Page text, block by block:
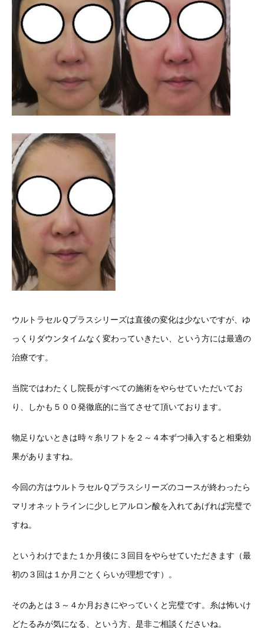
ウルトラセルＱプラスシリーズは直後の変化は少ないですが、ゆ
っくりダウンタイムなく変わっていきたい、という方には最適の
治療です。
当院ではわたくし院長がすべての施術をやらせていただいてお
り、しかも５００発徹底的に当てさせて頂いております。
物足りないときは時々糸リフトを２～４本ずつ挿入すると相乗効
果がありますね。
今回の方はウルトラセルＱプラスシリーズのコースが終わったら
マリオネットラインに少しヒアルロン酸を入れてあげれば完璧で
すね。
というわけでまた１か月後に３回目をやらせていただきます（最
初の３回は１か月ごとくらいが理想です）。
そのあとは３～４か月おきにやっていくと完璧です。糸は怖いけ
どたるみが気になる、という方、是非ご相談くださいね。